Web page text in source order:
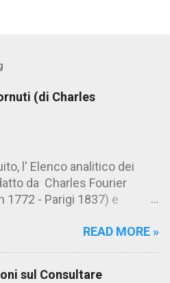
(di Charles
l' Elenco analitico dei
da Charles Fourier
1772 - Parigi 1837) e
trovi anche una raccolta di
READ MORE »
sul Consultare